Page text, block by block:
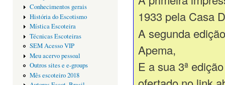
Conhecimentos gerais
História do Escotismo
Mística Escoteira
Técnicas Escoteiras
SEM Acesso VIP
Meu acervo pessoal
Outros sites e e-groups
Mês escoteiro 2018
1933 pela Casa
A segunda
Apema,
E a sua 3ª